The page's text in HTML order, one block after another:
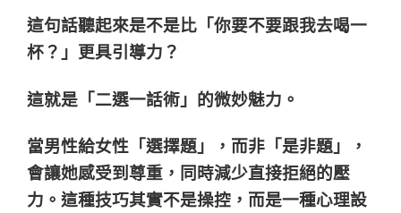
這句話聽起來是不是比「你要不要跟我去喝一
杯？」更具引導力？
這就是「二選一話術」的微妙魅力。
當男性給女性「選擇題」，而非「是非題」，
會讓她感受到尊重，同時減少直接拒絕的壓
力。這種技巧其實不是操控，而是一種心理設